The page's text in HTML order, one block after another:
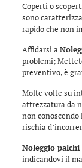
Coperti o
sono
rapido che non
Affidarsi a
problemi;
preventivo, è
Molte volte su
attrezzatura da
non
rischia
Noleggio palchi
indicandovi il